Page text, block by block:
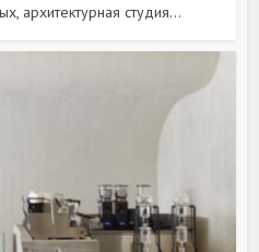
архитектурная студия...